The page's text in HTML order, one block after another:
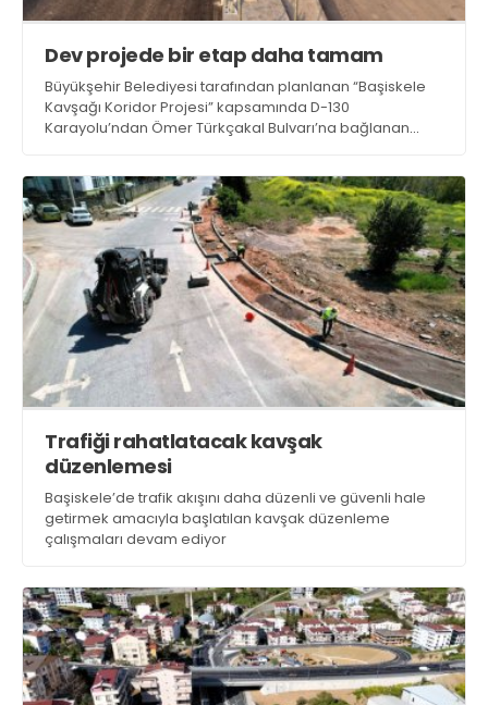
Dev projede bir etap daha tamam
Büyükşehir Belediyesi tarafından planlanan “Başiskele
Kavşağı Koridor Projesi” kapsamında D-130
Karayolu’ndan Ömer Türkçakal Bulvarı’na bağlanan
Trafiği rahatlatacak kavşak
düzenlemesi
Başiskele’de trafik akışını daha düzenli ve güvenli hale
getirmek amacıyla başlatılan kavşak düzenleme
çalışmaları devam ediyor